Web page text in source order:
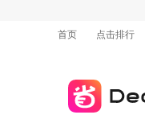
首页
点击排行